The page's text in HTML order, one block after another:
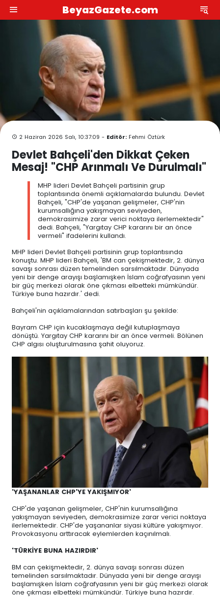
BeyazGazete.com
2 Haziran 2026 Salı, 10:37:09 - Editör: Fehmi Öztürk
Devlet Bahçeli'den Dikkat Çeken
Mesaj! "CHP Arınmalı Ve Durulmalı"
MHP lideri Devlet Bahçeli partisinin grup
toplantısında önemli açıklamalarda bulundu. Devlet
Bahçeli, "CHP'de yaşanan gelişmeler, CHP'nin
kurumsallığına yakışmayan seviyeden,
demokrasimize zarar verici noktaya ilerlemektedir"
dedi. Bahçeli, "Yargıtay CHP kararını bir an önce
vermeli" ifadelerini kullandı.
MHP lideri Devlet Bahçeli partisinin grup toplantısında
konuştu. MHP lideri Bahçeli, 'BM can çekişmektedir, 2. dünya
savaşı sonrası düzen temelinden sarsılmaktadır. Dünyada
yeni bir denge arayışı başlamışken İslam coğrafyasının yeni
bir güç merkezi olarak öne çıkması elbetteki mümkündür.
Türkiye buna hazırdır.' dedi.
Bahçeli'nin açıklamalarından satırbaşları şu şekilde:
Bayram CHP için kucaklaşmaya değil kutuplaşmaya
dönüştü. Yargıtay CHP kararını bir an önce vermeli. Bölünen
CHP algısı oluşturulmasına şahit oluyoruz.
'YAŞANANLAR CHP'YE YAKIŞMIYOR'
CHP'de yaşanan gelişmeler, CHP'nin kurumsallığına
yakışmayan seviyeden, demokrasimize zarar verici noktaya
ilerlemektedir. CHP'de yaşananlar siyasi kültüre yakışmıyor.
Provokasyonu arttıracak eylemlerden kaçınılmalı.
'TÜRKİYE BUNA HAZIRDIR'
BM can çekişmektedir, 2. dünya savaşı sonrası düzen
temelinden sarsılmaktadır. Dünyada yeni bir denge arayışı
başlamışken İslam coğrafyasının yeni bir güç merkezi olarak
öne çıkması elbetteki mümkündür. Türkiye buna hazırdır.